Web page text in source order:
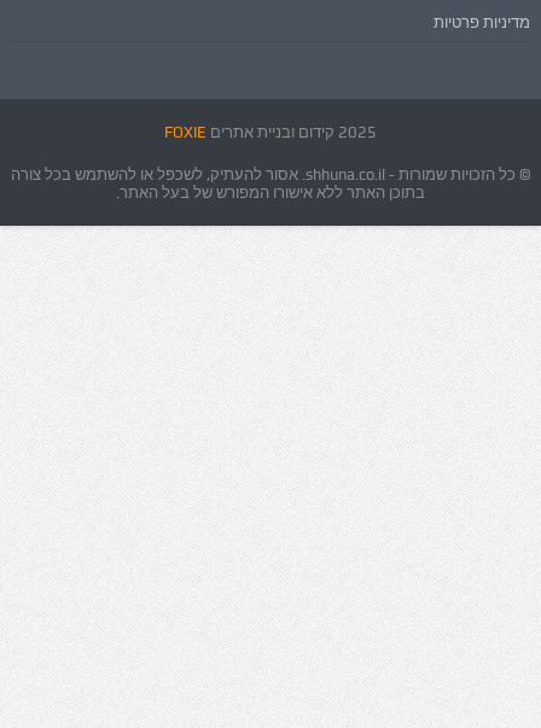
מדיניות פרטיות
2025 קידום ובניית אתרים FOXIE
© כל הזכויות שמורות - shhuna.co.il. אסור להעתיק, לשכפל או להשתמש בכל צורה
בתוכן האתר ללא אישורו המפורש של בעל האתר.